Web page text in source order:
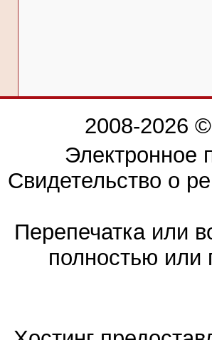
2008-2026 ©
Электронное
Свидетельство о
Перепечатка или
полностью или